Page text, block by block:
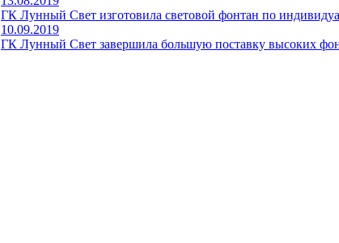
ГК Лунный Свет изготовила световой фонтан по
10.09.2019
ГК Лунный Свет завершила большую поставку высоких